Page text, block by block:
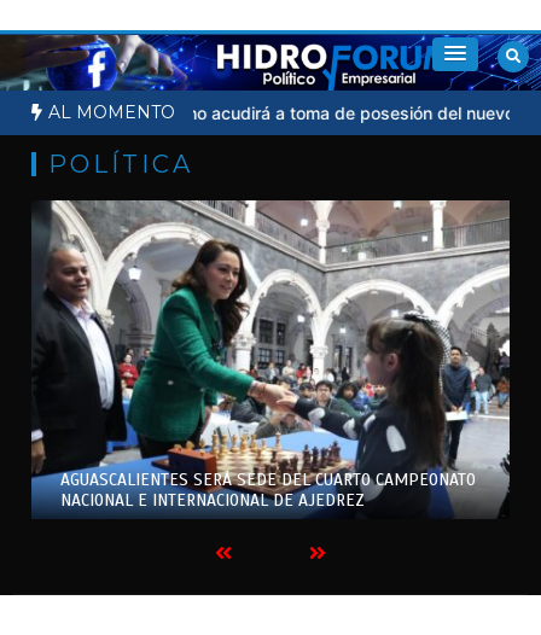
al
contenido
AL MOMENTO
Sheinbaum no acudirá a toma de posesión del nuevo
POLÍTICA
AGUASCALIENTES SERÁ SEDE DEL CUARTO CAMPEONATO
NACIONAL E INTERNACIONAL DE AJEDREZ